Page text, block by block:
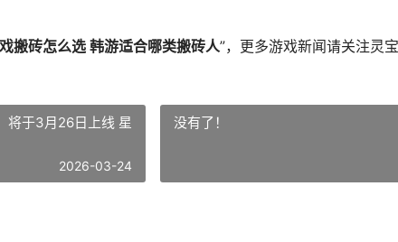
搬砖怎么选 韩游适合哪类搬砖人”，更多游戏新闻请关注灵
将于3月26日上线 星
2026-03-24
没有了！